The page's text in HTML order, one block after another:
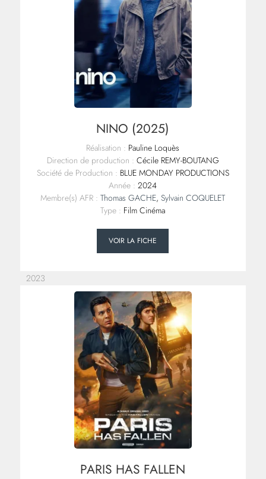
NINO (2025)
Réalisation : Pauline Loquès
Direction de production : Cécile REMY-BOUTANG
Société de Production : BLUE MONDAY PRODUCTIONS
Année : 2024
Membre(s) AFR : Thomas GACHE,Sylvain COQUELET
Type : Film Cinéma
VOIR LA FICHE
2023
PARIS HAS FALLEN